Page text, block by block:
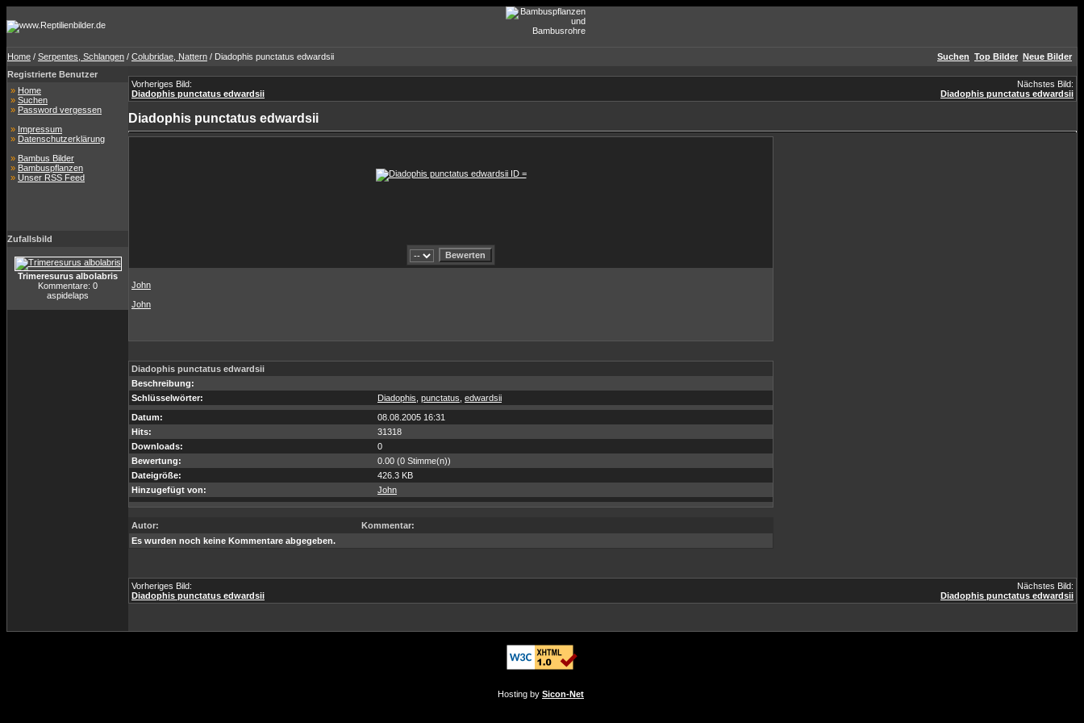
Home / Serpentes, Schlangen / Colubridae, Nattern / Diadophis punctatus edwardsii Suchen Top Bilder Neue Bilder
Registrierte Benutzer
» Home
» Suchen
» Password vergessen
» Impressum
» Datenschutzerklärung
» Bambus Bilder
» Bambuspflanzen
» Unser RSS Feed
Zufallsbild
Trimeresurus albolabris
Kommentare: 0
aspidelaps
Vorheriges Bild:
Diadophis punctatus edwardsii
Nächstes Bild:
Diadophis punctatus edwardsii
Diadophis punctatus edwardsii
John
John
Diadophis punctatus edwardsii
Beschreibung:
Schlüsselwörter:
Diadophis punctatus edwardsii
Datum:
08.08.2005 16:31
Hits:
31318
Downloads:
0
Bewertung:
0.00 (0 Stimme(n))
Dateigröße:
426.3 KB
Hinzugefügt von:
John
Autor:
Kommentar:
Es wurden noch keine Kommentare abgegeben.
Vorheriges Bild:
Diadophis punctatus edwardsii
Nächstes Bild:
Diadophis punctatus edwardsii
Hosting by Sicon-Net